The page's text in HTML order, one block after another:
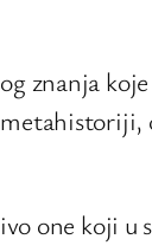
znanja
one koji